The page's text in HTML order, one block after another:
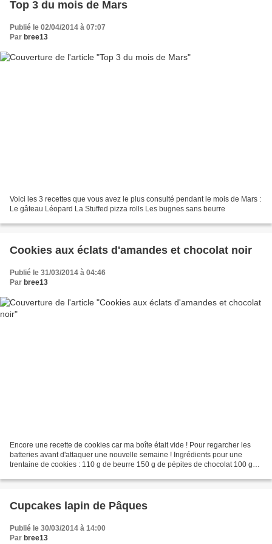
Top 3 du mois de Mars
Publié le 02/04/2014 à 07:07
Par bree13
Voici les 3 recettes que vous avez le plus consulté pendant le mois de Mars :
Le gâteau Léopard La Stuffed pizza rolls Les bugnes sans beurre
Cookies aux éclats d'amandes et chocolat noir
Publié le 31/03/2014 à 04:46
Par bree13
Encore une recette de cookies car ma boîte était vide ! Pour regarcher les
batteries avant d'attaquer une nouvelle semaine ! Ingrédients pour une
trentaine de cookies : 110 g de beurre 150 g de pépites de chocolat 100 g
Cupcakes lapin de Pâques
Publié le 30/03/2014 à 14:00
Par bree13